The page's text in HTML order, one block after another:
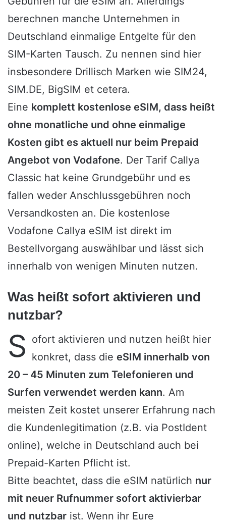
berechnen manche Unternehmen in
Deutschland einmalige Entgelte für den
SIM-Karten Tausch. Zu nennen sind hier
insbesondere Drillisch Marken wie SIM24,
SIM.DE, BigSIM et cetera.
Eine komplett kostenlose eSIM, dass heißt
ohne monatliche und ohne einmalige
Kosten gibt es aktuell nur beim Prepaid
Angebot von Vodafone. Der Tarif Callya
Classic hat keine Grundgebühr und es
fallen weder Anschlussgebühren noch
Versandkosten an. Die kostenlose
Vodafone Callya eSIM ist direkt im
Bestellvorgang auswählbar und lässt sich
innerhalb von wenigen Minuten nutzen.
Was heißt sofort aktivieren und
nutzbar?
S ofort aktivieren und nutzen heißt hier
konkret, dass die eSIM innerhalb von
20 – 45 Minuten zum Telefonieren und
Surfen verwendet werden kann. Am
meisten Zeit kostet unserer Erfahrung nach
die Kundenlegitimation (z.B. via PostIdent
online), welche in Deutschland auch bei
Prepaid-Karten Pflicht ist.
Bitte beachtet, dass die eSIM natürlich nur
mit neuer Rufnummer sofort aktivierbar
und nutzbar ist. Wenn ihr Eure